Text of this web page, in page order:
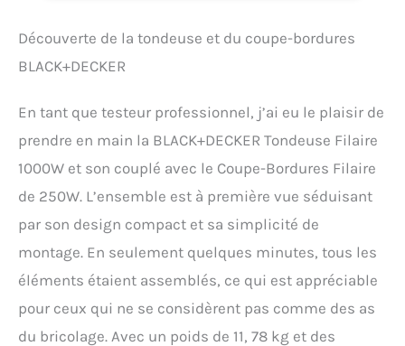
l avec indicateur de niveau
main de 250 W avec une
largeur de coupe de 23 cm
pelouse parfaitement
propres / extension facile
un travail confortable et
confortable Contenu de la
livraison : 1 tondeuse à
gazon électrique, 1
tondeuse électrique
Découverte de la tondeuse et du coupe-bordures
BLACK+DECKER
En tant que testeur professionnel, j’ai eu le plaisir de
prendre en main la BLACK+DECKER Tondeuse Filaire
1000W et son couplé avec le Coupe-Bordures Filaire
de 250W. L’ensemble est à première vue séduisant
par son design compact et sa simplicité de
montage. En seulement quelques minutes, tous les
éléments étaient assemblés, ce qui est appréciable
pour ceux qui ne se considèrent pas comme des as
du bricolage. Avec un poids de 11, 78 kg et des